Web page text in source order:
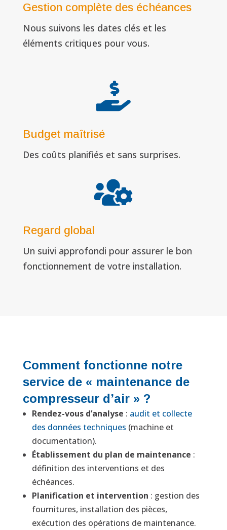
Gestion complète des échéances
Nous suivons les dates clés et les
éléments critiques pour vous.

Budget maîtrisé
Des coûts planifiés et sans surprises.

Regard global
Un suivi approfondi pour assurer le bon
fonctionnement de votre installation.
Comment fonctionne notre
service de « maintenance de
compresseur d’air » ?
Rendez-vous d’analyse : audit et collecte
des données techniques (machine et
documentation).
Établissement du plan de maintenance :
définition des interventions et des
échéances.
Planification et intervention : gestion des
fournitures, installation des pièces,
exécution des opérations de maintenance.